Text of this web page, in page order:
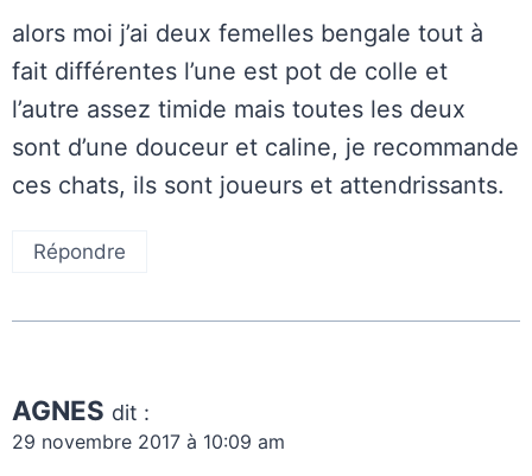
alors moi j’ai deux femelles bengale tout à
fait différentes l’une est pot de colle et
l’autre assez timide mais toutes les deux
sont d’une douceur et caline, je recommande
ces chats, ils sont joueurs et attendrissants.
Répondre
AGNES dit :
29 novembre 2017 à 10:09 am